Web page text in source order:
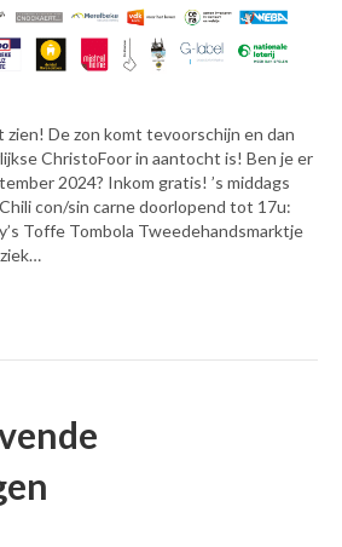
zien! De zon komt tevoorschijn en dan
ChristoFoor in aantocht is! Ben je er
2024? Inkom gratis! ’s middags
con/sin carne doorlopend tot 17u:
Toffe Tombola Tweedehandsmarktje